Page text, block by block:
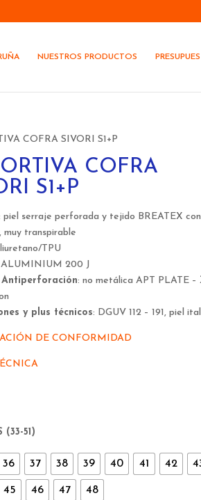
NUESTROS PRODUCTOS
COFRA SIVORI S1+P
COFRA
S1+P
piel serraje perforada y tejido BREATEX con
muy transpirable
TPU
ALUMINIUM 200 J
: no metálica APT PLATE –
y plus técnicos: DGUV 112 – 191, piel
DE CONFORMIDAD
(33-51)
36 37 38 39 40 41 42
45 46 47 48